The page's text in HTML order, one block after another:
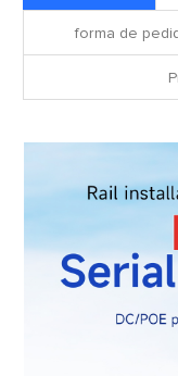
forma de